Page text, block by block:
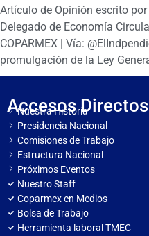
Artículo de Opinión escrito
Delegado de Economía
COPARMEX | Vía:
promulgación de la Ley
Accesos Directos
Nuestra Historia
Presidencia Nacional
Comisiones de Trabajo
Estructura Nacional
Próximos Eventos
Nuestro Staff
Coparmex en Medios
Bolsa de Trabajo
Herramienta laboral TMEC